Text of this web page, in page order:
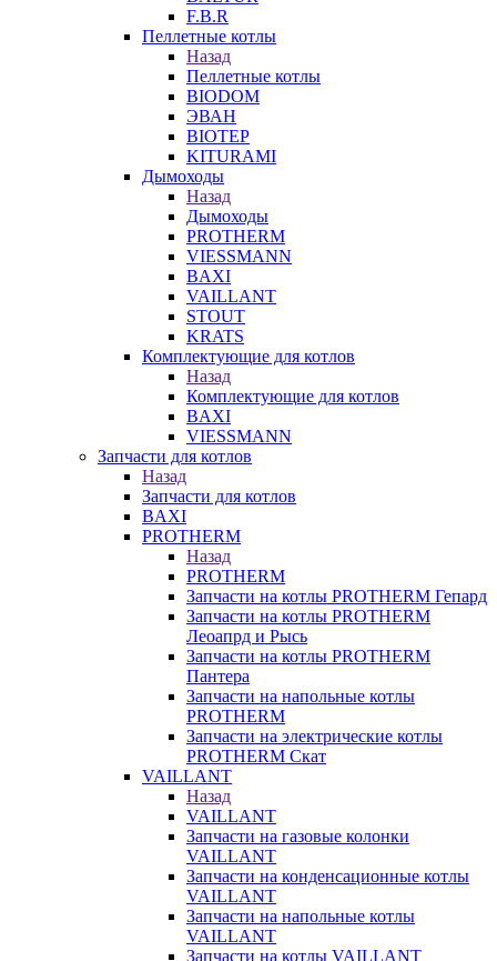
F.B.R
Пеллетные котлы
Назад
Пеллетные котлы
BIODOM
ЭВАН
BIOTEP
KITURAMI
Дымоходы
Назад
Дымоходы
PROTHERM
VIESSMANN
BAXI
VAILLANT
STOUT
KRATS
Комплектующие для котлов
Назад
Комплектующие для котлов
BAXI
VIESSMANN
Запчасти для котлов
Назад
Запчасти для котлов
BAXI
PROTHERM
Назад
PROTHERM
Запчасти на котлы PROTHERM Гепард
Запчасти на котлы PROTHERM
Леоапрд и Рысь
Запчасти на котлы PROTHERM
Пантера
Запчасти на напольные котлы
PROTHERM
Запчасти на электрические котлы
PROTHERM Скат
VAILLANT
Назад
VAILLANT
Запчасти на газовые колонки
VAILLANT
Запчасти на конденсационные котлы
VAILLANT
Запчасти на напольные котлы
VAILLANT
Запчасти на котлы VAILLANT